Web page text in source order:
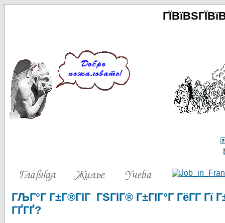
ГЉГ°Г Г±Г®ГІГ ГЅГІГ® Г±ГІГ°Г ГёГ­Г Гї
ГҐГҐ?